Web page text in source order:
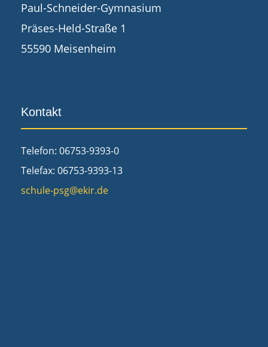
Paul-Schneider-Gymnasium
Präses-Held-Straße 1
55590 Meisenheim
Kontakt
Telefon: 06753-9393-0
Telefax: 06753-9393-13
schule-psg@ekir.de